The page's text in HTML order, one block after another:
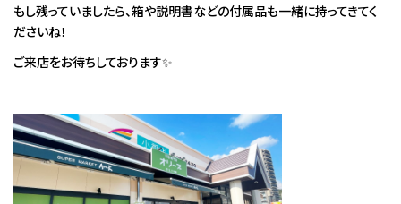
もし残っていましたら、箱や説明書などの付属品も一緒に持ってきてく
ださいね！
ご来店をお待ちしております✨